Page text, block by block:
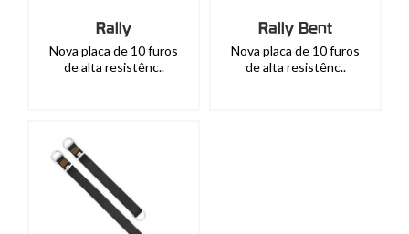
Rally
Nova placa de 10 furos
de alta resistênc..
Rally Bent
Nova placa de 10 furos
de alta resistênc..